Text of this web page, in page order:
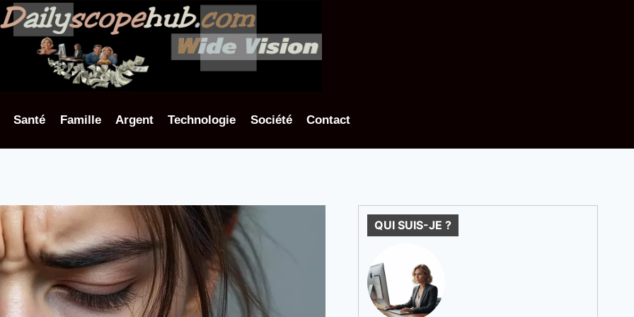
Santé Famille Argent Technologie Société Contact
QUI SUIS-JE ?